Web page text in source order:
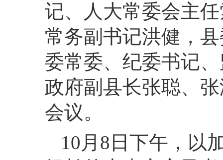
记、人大常委会主
常务副书记洪健，
委常委、纪委书记
政府副县长张聪、
会议。
10月8日下午，以